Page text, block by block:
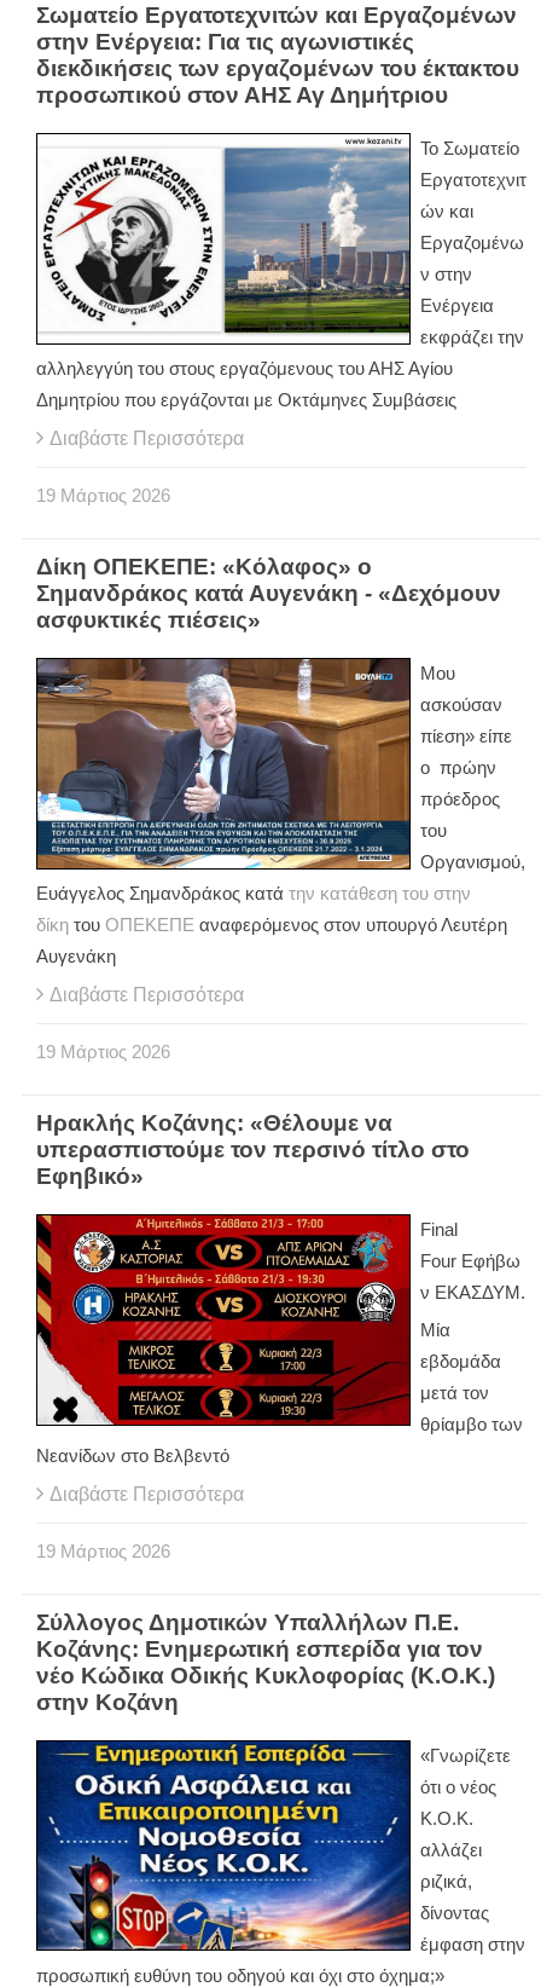
Σωματείο Εργατοτεχνιτών και Εργαζομένων
στην Ενέργεια: Για τις αγωνιστικές
διεκδικήσεις των εργαζομένων του έκτακτου
προσωπικού στον ΑΗΣ Αγ Δημήτριου
Το Σωματείο
Εργατοτεχνιτ
ών και
Εργαζομένω
ν στην
Ενέργεια
εκφράζει την
αλληλεγγύη του στους εργαζόμενους του ΑΗΣ Αγίου
Δημητρίου που εργάζονται με Οκτάμηνες Συμβάσεις
Διαβάστε Περισσότερα
19 Μάρτιος 2026
Δίκη ΟΠΕΚΕΠΕ: «Κόλαφος» ο
Σημανδράκος κατά Αυγενάκη - «Δεχόμουν
ασφυκτικές πιέσεις»
Μου
ασκούσαν
πίεση» είπε
ο πρώην
πρόεδρος
του
Οργανισμού,
Ευάγγελος Σημανδράκος κατά την κατάθεση του στην
δίκη του ΟΠΕΚΕΠΕ αναφερόμενος στον υπουργό Λευτέρη
Αυγενάκη
Διαβάστε Περισσότερα
19 Μάρτιος 2026
Ηρακλής Κοζάνης: «Θέλουμε να
υπερασπιστούμε τον περσινό τίτλο στο
Εφηβικό»
Final
Four Εφήβω
ν ΕΚΑΣΔΥΜ.
Μία
εβδομάδα
μετά τον
θρίαμβο των
Νεανίδων στο Βελβεντό
Διαβάστε Περισσότερα
19 Μάρτιος 2026
Σύλλογος Δημοτικών Υπαλλήλων Π.Ε.
Κοζάνης: Ενημερωτική εσπερίδα για τον
νέο Κώδικα Οδικής Κυκλοφορίας (Κ.Ο.Κ.)
στην Κοζάνη
«Γνωρίζετε
ότι ο νέος
Κ.Ο.Κ.
αλλάζει
ριζικά,
δίνοντας
έμφαση στην
προσωπική ευθύνη του οδηγού και όχι στο όχημα;»